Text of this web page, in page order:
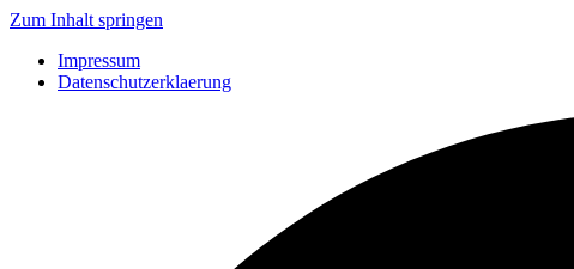
Zum Inhalt springen
Impressum
Datenschutzerklaerung